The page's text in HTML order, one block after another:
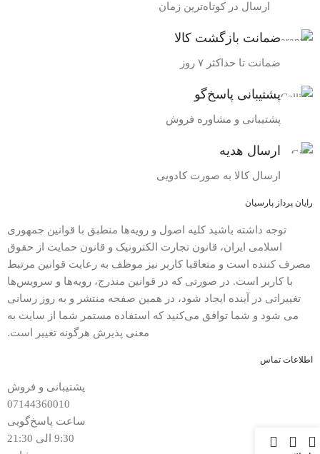
ارسال در کوتاه‌ترین زمان
ضمانت بازگشت کالا
ضمانت تا حداکثر ۷ روز
پشتیبانی پاسخ‌گو
پشتیبانی و مشاوره فروش
ارسال هدیه
ارسال کالا به صورت کادویی
رایان پرداز پارسیان
توجه داشته باشید کلیه اصول و رویه‏‌ها منطبق با قوانین جمهوری
اسلامی ایران، قانون تجارت الکترونیک و قانون حمایت از حقوق
مصرف کننده است و متعاقبا کاربر نیز موظف به رعایت قوانین مرتبط
با کاربر است. در صورتی که در قوانین مندرج، رویه‏‌ها و سرویس‏‌ها
تغییراتی در آینده ایجاد شود، در همین صفحه منتشر و به روز رسانی
می شود و شما توافق می‏‌کنید که استفاده مستمر شما از سایت به
معنی پذیرش هرگونه تغییر است.
اطلاعات تماس
پشتیبانی و فروش
07144360010
ساعت پاسخ‌گویی
9:30 الی 21:30